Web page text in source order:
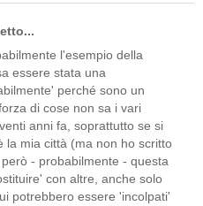
l'esempio della
essere stata una
perché sono un
di cose non sa i vari
anni fa, soprattutto se si
la mia città (ma non ho scritto
- probabilmente - questa
con altre, anche solo
potrebbero essere 'incolpati'